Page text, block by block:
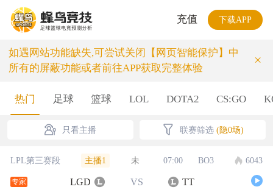
充值 下载APP
如遇网站功能缺失,可尝试关闭【网页智能保护】中
所有的屏蔽功能或者前往APP获取完整体验
×
热门 足球 篮球 LOL DOTA2 CS:GO
只看主播 联赛筛选 (隐0场)
LPL第三赛段 主播1 未 07:00 BO3 6043
专家 LGD VS TT